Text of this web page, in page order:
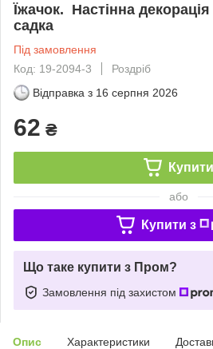
Їжачок. Настінна
садка
Під замовлення
Код: 19-2094-3
Роздріб
Відправка з 16 серпня 2026
62 ₴
Купити
або
Купити з
Що таке купити з Пром?
Замовлення під захистом
Опис Характеристики